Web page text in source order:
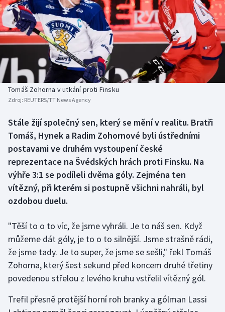
Baseball a softbal
Basketbal
Biatlon
Boby a skeleton
Box
Curling
Dostihy
Florbal
Golf
Gymnastika
Soutěže
Historické návraty
Aplikace ČT sport
AZ kvíz
Tomáš Zohorna v utkání proti Finsku
Zdroj: REUTERS/TT News Agency
Stále žijí společný sen, který se mění v realitu. Bratři
Tomáš, Hynek a Radim Zohornové byli ústředními
postavami ve druhém vystoupení české
reprezentace na Švédských hrách proti Finsku. Na
výhře 3:1 se podíleli dvěma góly. Zejména ten
vítězný, při kterém si postupně všichni nahráli, byl
ozdobou duelu.
"Těší to o to víc, že jsme vyhráli. Je to náš sen. Když
můžeme dát góly, je to o to silnější. Jsme strašně rádi,
že jsme tady. Je to super, že jsme se sešli," řekl Tomáš
Zohorna, který šest sekund před koncem druhé třetiny
povedenou střelou z levého kruhu vstřelil vítězný gól.
Trefil přesně protější horní roh branky a gólman Lassi